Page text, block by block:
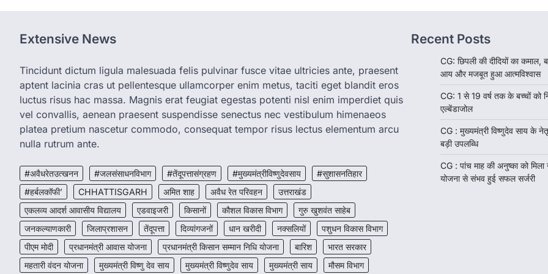
Extensive News
Tincidunt dictum ligula malesuada felis pulvinar fusce vitae ultricies ante, praesent
aptent lacinia cras ut pellentesque ullamcorper enim metus, taciti eget blandit eros
luctus risus hac massa. Magnis erat feugiat egestas potenti nisl enim imperdiet quis
vel convallis, aenean praesent suspendisse senectus nec vestibulum himenaeos
platea pretium nascetur commodo, consequat tempor risus lectus elementum arcu
nulla rutrum ante.
#अवैधरेतउत्खनन #जलसंसाधनविभाग #तेंदूपत्तासंग्रहण #मुख्यमंत्रीविष्णुदेवसाय
#सुशासनतिहार
#हर्बलकॉफी’
CHHATTISGARH अमित शाह अवैध रेत परिवहन
उत्तराखंड
एकलव्य आदर्श आवासीय विद्यालय
एडवाइजरी किसानों कौशल विकास विभाग
गुरु खुशवंत साहेब
जनकल्याणकारी
जिलाप्रशासन तेंदूपत्ता दिव्यांगजनों धान खरीदी नक्सलियों
पशुधन विकास विभाग
पीएम मोदी
प्रधानमंत्री आवास योजना प्रधानमंत्री किसान सम्मान निधि योजना बारिश
भारत सरकार
महतारी वंदन योजना
मुख्यमंत्री विष्णु देव साय मुख्यमंत्री विष्णुदेव साय मुख्यमंत्री साय मौसम विभाग
Recent Posts
CG: छिपली की दीदियों का कमाल,
आय और मजबूत हुआ आत्मविश्वास
CG: 1 से 19 वर्ष तक के बच्चों को
एल्बेंडाजोल
CG : मुख्यमंत्री विष्णुदेव साय के
बड़ी उपलब्धि
CG : पांच माह की अनुष्का को मिला
योजना से संभव हुई सफल सर्जरी